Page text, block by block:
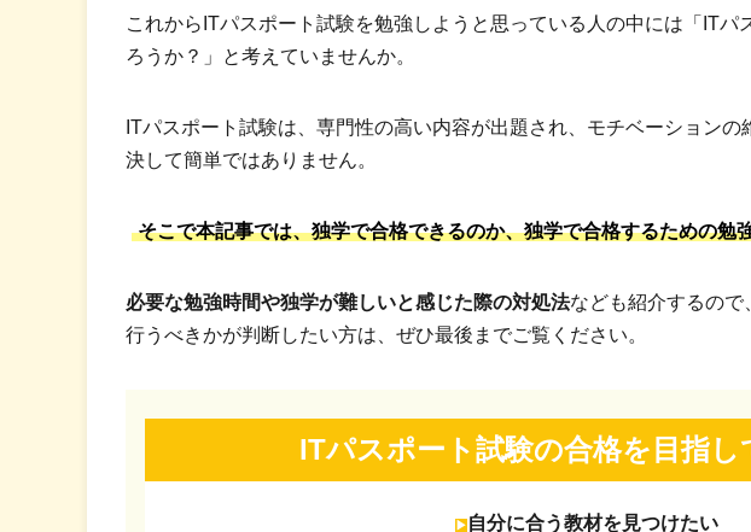
これからITパスポート試験を勉強しようと思っている人の中には「ITパ
ろうか？」と考えていませんか。
ITパスポート試験は、専門性の高い内容が出題され、モチベーション
決して簡単ではありません。
そこで本記事では、独学で合格できるのか、独学で合格するための勉
必要な勉強時間や独学が難しいと感じた際の対処法なども紹介するので
行うべきかが判断したい方は、ぜひ最後までご覧ください。
ITパスポート試験の合格を 目指
自分に合う教材を見つけたい